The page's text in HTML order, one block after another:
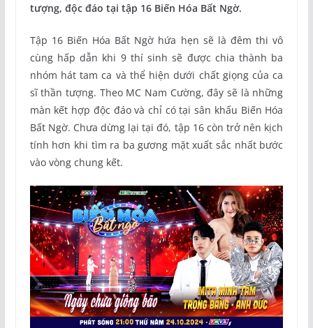
tượng, độc đáo tại tập 16 Biến Hóa Bất Ngờ.
Tập 16 Biến Hóa Bất Ngờ hứa hẹn sẽ là đêm thi vô
cùng hấp dẫn khi 9 thí sinh sẽ được chia thành ba
nhóm hát tam ca và thể hiện dưới chất giọng của ca
sĩ thần tượng. Theo MC Nam Cường, đây sẽ là những
màn kết hợp độc đáo và chỉ có tại sân khấu Biến Hóa
Bất Ngờ. Chưa dừng lại tại đó, tập 16 còn trở nên kịch
tính hơn khi tìm ra ba gương mặt xuất sắc nhất bước
vào vòng chung kết.